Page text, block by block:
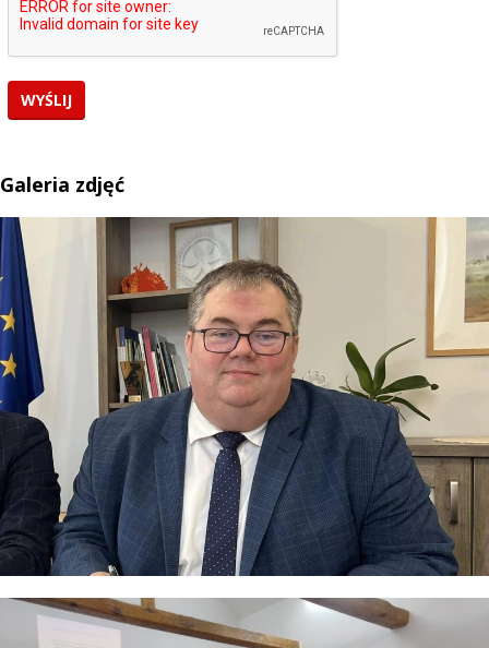
Galeria zdjęć